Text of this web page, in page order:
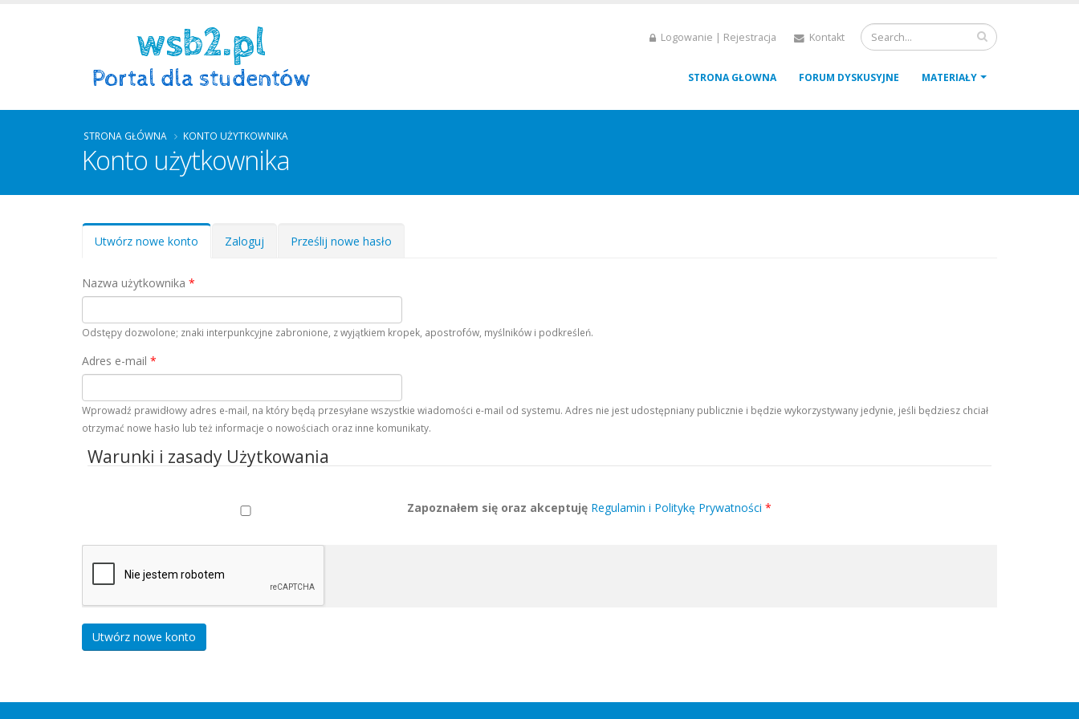
Logowanie | Rejestracja Kontakt
STRONA GŁOWNA FORUM DYSKUSYJNE MATERIAŁY
STRONA GŁÓWNA KONTO UŻYTKOWNIKA
Konto użytkownika
Zakładki podstawowe
Utwórz nowe konto (aktywnaZaloguj Prześlij nowe hasło
Nazwa użytkownika *
Odstępy dozwolone; znaki interpunkcyjne zabronione, z wyjątkiem kropek, apostrofów, myślników i podkreśleń.
Adres e-mail *
Wprowadź prawidłowy adres e-mail, na który będą przesyłane wszystkie wiadomości e-mail od systemu. Adres nie jest udostępniany publicznie i będzie wykorzystywany jedynie, jeśli będziesz chciał
otrzymać nowe hasło lub też informacje o nowościach oraz inne komunikaty.
Warunki i zasady Użytkowania
Zapoznałem się oraz akceptuję Regulamin i Politykę Prywatności *